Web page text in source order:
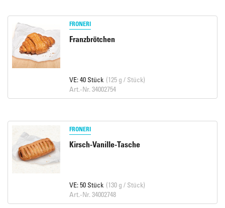
FRONERI
Franzbrötchen
VE: 40 Stück (125 g / Stück)
Art.-Nr. 34002754
FRONERI
Kirsch-Vanille-Tasche
VE: 50 Stück (130 g / Stück)
Art.-Nr. 34002748